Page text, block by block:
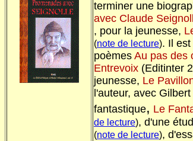
terminer une
avec Claude
, pour la jeunesse,
(note de lecture). Il
poèmes Au pas des
Entrevoix (Editinter
jeunesse, Le
l'auteur, avec Gilbert
fantastique, Le
de lecture), d'une
(note de lecture),